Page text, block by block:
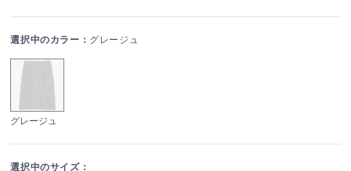
選択中のカラー： グレージュ
グレージュ
選択中のサイズ：